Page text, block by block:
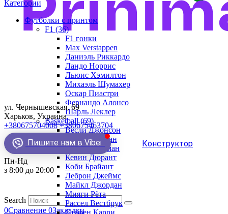
ул. Чернышевская, 69
Харьков, Украина
+380675704008 +380675463704
Пишите нам в Viber Конструктор
Пн-Нд
з 8:00 до 20:00
Search
0Сравнение 0Закладки
Категории
Футболки с принтом
F1 (36)
F1 гонки
Max Verstappen
Даниэль Риккардо
Ландо Норрис
Льюис Хэмилтон
Михаэль Шумахер
Оскар Пиастри
Фернандо Алонсо
Шарль Леклер
Basketball (69)
Весли Джонсон
Демар Деразан
Деннис Родман
Кевин Дюрант
Коби Брайант
Леброн Джеймс
Майкл Джордан
Мияги Рёта
Рассел Вестбрук
Стефен Карри